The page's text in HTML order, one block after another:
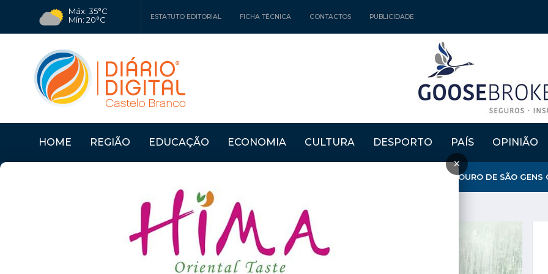
Máx: 35°C
Mín: 20°C
ESTATUTO EDITORIAL FICHA TÉCNICA CONTACTOS PUBLICIDADE
HOME REGIÃO EDUCAÇÃO ECONOMIA CULTURA DESPORTO PAÍS OPINIÃO
×
CASTELO BRANCO: CÂMARA EXPLICA ENCERRAMENTO DO MIRADOURO DE SÃO GENS